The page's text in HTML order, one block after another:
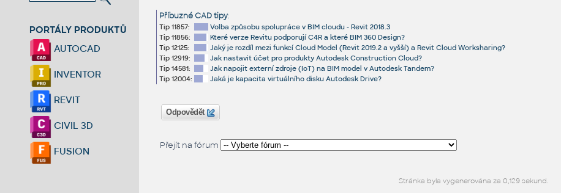
PORTÁLY PRODUKTŮ
AUTOCAD
INVENTOR
REVIT
CIVIL 3D
FUSION
Příbuzné CAD tipy:
Tip 11857:
Volba způsobu spolupráce v BIM cloudu - Revit 2018.3
Tip 11856:
Které verze Revitu podporují C4R a které BIM 360 Design?
Tip 12125:
Jaký je rozdíl mezi funkcí Cloud Model (Revit 2019.2 a vyšší) a Revit Cloud Worksharing?
Tip 12919:
Jak nastavit účet pro produkty Autodesk Construction Cloud?
Tip 14581:
Jak napojit externí zdroje (IoT) na BIM model v Autodesk Tandem?
Tip 12004:
Jaká je kapacita virtuálního disku Autodesk Drive?
Odpovědět
Přejít na fórum
Stránka byla vygenerována za 0,129 sekund.